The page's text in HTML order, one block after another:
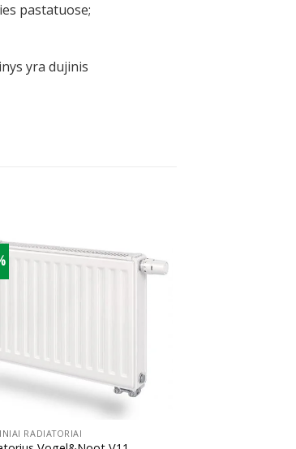
pastatuose;
yra dujinis
RADIATORIAI